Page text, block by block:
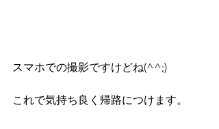
スマホでの撮影ですけどね(^^;)
これで気持ち良く帰路につけます。